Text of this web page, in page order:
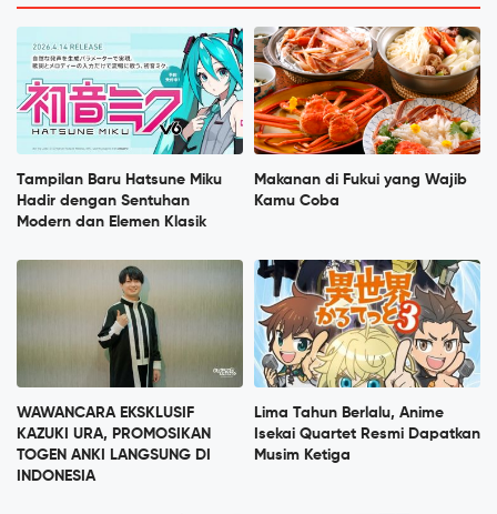
Tampilan Baru Hatsune Miku
Hadir dengan Sentuhan
Modern dan Elemen Klasik
Makanan di Fukui yang Wajib
Kamu Coba
WAWANCARA EKSKLUSIF
KAZUKI URA, PROMOSIKAN
TOGEN ANKI LANGSUNG DI
INDONESIA
Lima Tahun Berlalu, Anime
Isekai Quartet Resmi Dapatkan
Musim Ketiga